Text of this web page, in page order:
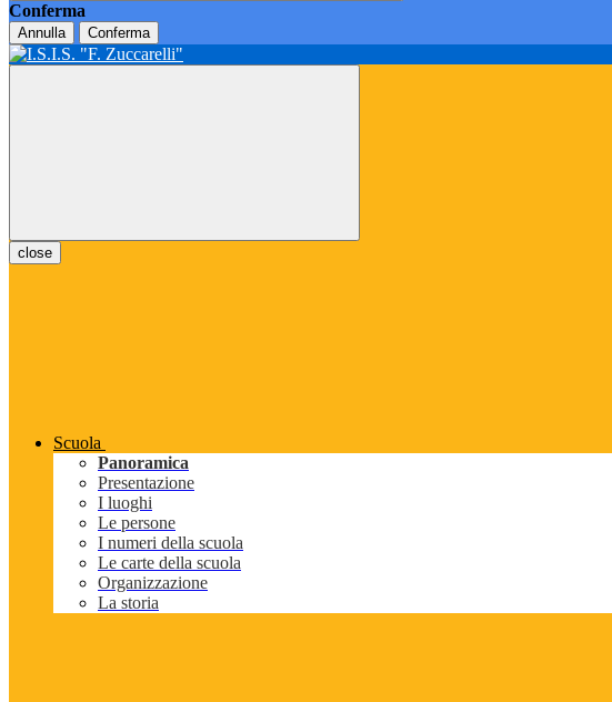
Conferma
Annulla Conferma
close
Scuola
Panoramica
Presentazione
I luoghi
Le persone
I numeri della scuola
Le carte della scuola
Organizzazione
La storia